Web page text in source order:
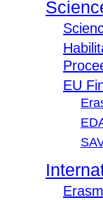
EU